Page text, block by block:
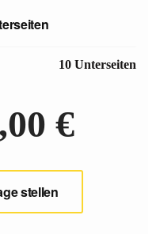
10 Unterseiten
€
stellen